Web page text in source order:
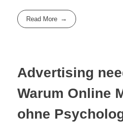
Read More
Advertising
Warum Online
ohne